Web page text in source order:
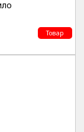
Товар